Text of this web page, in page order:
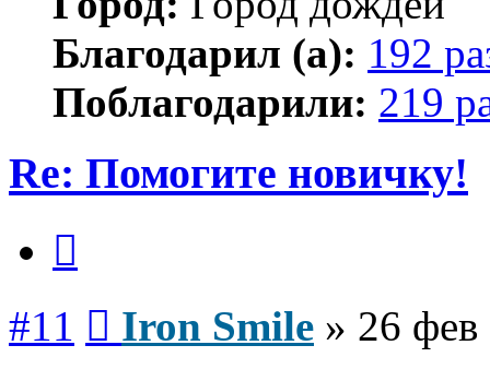
Благодарил (а): 192
Поблагодарили: 219
Re: Помогите новичку!
#11 Iron Smile » 26